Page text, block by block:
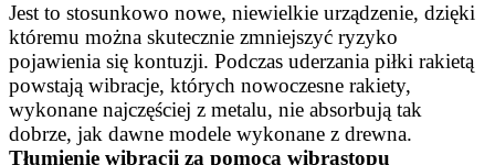
Jest to stosunkowo nowe, niewielkie urządzenie, dzięki
któremu można skutecznie zmniejszyć ryzyko
pojawienia się kontuzji. Podczas uderzania piłki rakietą
powstają wibracje, których nowoczesne rakiety,
wykonane najczęściej z metalu, nie absorbują tak
dobrze, jak dawne modele wykonane z drewna.
Tłumienie wibracji za pomocą wibrastopu